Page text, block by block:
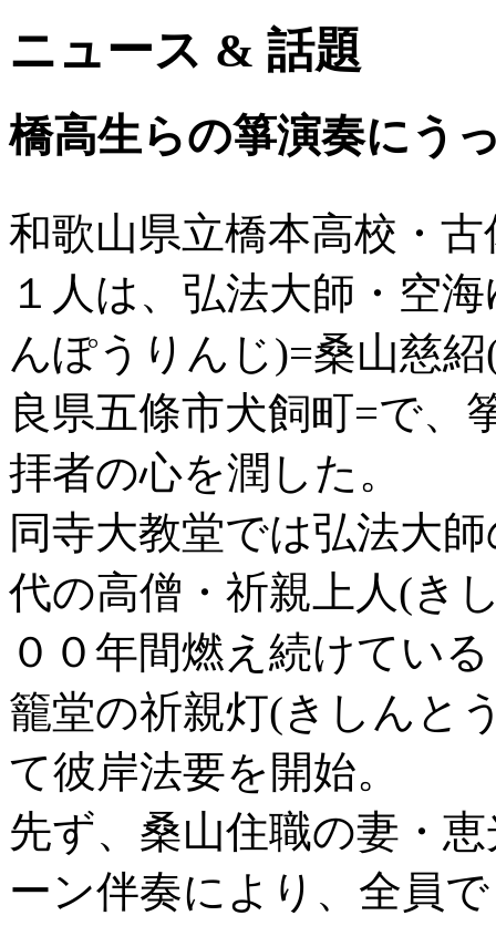
ニュース & 話題
橋高生らの箏演奏にう
和歌山県立橋本高校・
１人は、弘法大師・空
んぽうりんじ)=桑山慈
良県五條市犬飼町=で、
拝者の心を潤した。
同寺大教堂では弘法大
代の高僧・祈親上人(き
００年間燃え続けてい
籠堂の祈親灯(きしんと
て彼岸法要を開始。
先ず、桑山住職の妻・
ーン伴奏により、全員